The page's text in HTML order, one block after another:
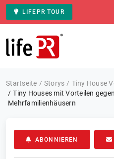
LIFEPR TOUR
Zur Startseite
Startseite Storys
Tiny House
Tiny Houses mit Vorteilen
Mehrfamilienhäusern
ABONNIEREN